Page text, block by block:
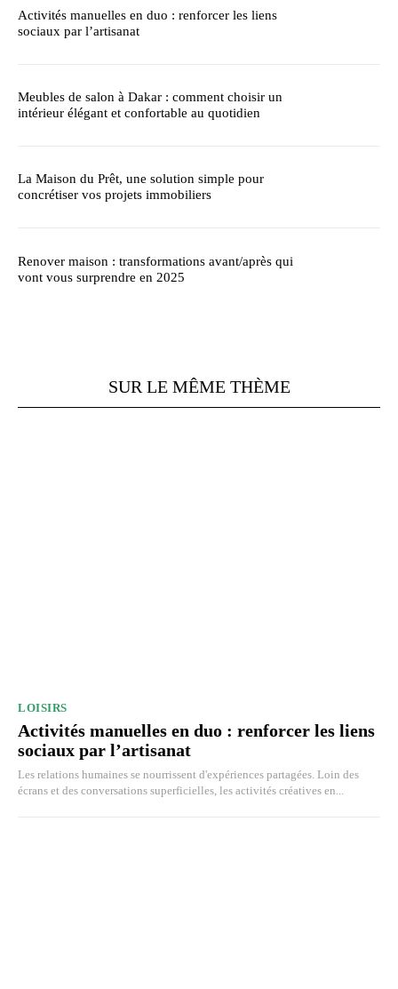
Activités manuelles en duo : renforcer les liens
sociaux par l’artisanat
Meubles de salon à Dakar : comment choisir un
intérieur élégant et confortable au quotidien
La Maison du Prêt, une solution simple pour
concrétiser vos projets immobiliers
Renover maison : transformations avant/après qui
vont vous surprendre en 2025
SUR LE MÊME THÈME
LOISIRS
Activités manuelles en duo : renforcer les liens
sociaux par l’artisanat
Les relations humaines se nourrissent d'expériences partagées. Loin des
écrans et des conversations superficielles, les activités créatives en...